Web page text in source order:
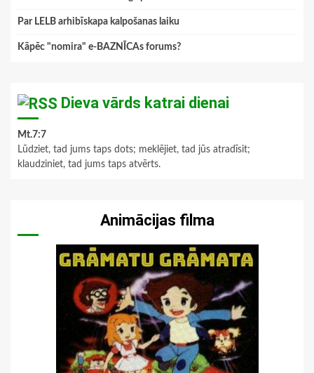
Par LELB arhibīskapa kalpošanas laiku
Kāpēc "nomira" e-BAZNĪCAs forums?
Dieva vārds katrai dienai
Mt.7:7
Lūdziet, tad jums taps dots; meklējiet, tad jūs atradīsit;
klaudziniet, tad jums taps atvērts.
Animācijas filma